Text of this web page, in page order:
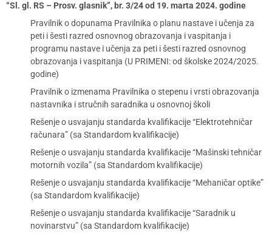
“Sl. gl. RS – Prosv. glasnik”, br. 3/24 od 19. marta 2024. godine
Pravilnik o dopunama Pravilnika o planu nastave i učenja za
peti i šesti razred osnovnog obrazovanja i vaspitanja i
programu nastave i učenja za peti i šesti razred osnovnog
obrazovanja i vaspitanja (U PRIMENI: od školske 2024/2025.
godine)
Pravilnik o izmenama Pravilnika o stepenu i vrsti obrazovanja
nastavnika i stručnih saradnika u osnovnoj školi
Rešenje o usvajanju standarda kvalifikacije “Elektrotehničar
računara” (sa Standardom kvalifikacije)
Rešenje o usvajanju standarda kvalifikacije “Mašinski tehničar
motornih vozila” (sa Standardom kvalifikacije)
Rešenje o usvajanju standarda kvalifikacije “Mehaničar optike”
(sa Standardom kvalifikacije)
Rešenje o usvajanju standarda kvalifikacije “Saradnik u
novinarstvu” (sa Standardom kvalifikacije)